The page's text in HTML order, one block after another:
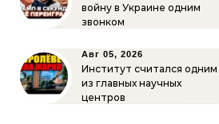
войну в Украине одним
звонком
Авг 05, 2026
Институт считался одним
из главных научных
центров